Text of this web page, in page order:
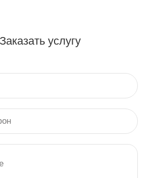
Заказать услугу